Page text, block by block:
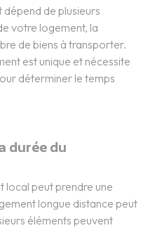
de plusieurs
votre logement, la
de biens à transporter.
est unique et nécessite
déterminer le temps
durée du
local peut prendre une
longue distance peut
éléments peuvent